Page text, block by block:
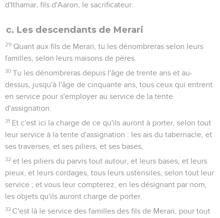
d'Ithamar, fils d'Aaron, le sacrificateur.
c. Les descendants de Merari
29 Quant aux fils de Merari, tu les dénombreras selon leurs
familles, selon leurs maisons de pères.
30 Tu les dénombreras depuis l'âge de trente ans et au-
dessus, jusqu'à l'âge de cinquante ans, tous ceux qui entrent
en service pour s'employer au service de la tente
d'assignation.
31 Et c'est ici la charge de ce qu'ils auront à porter, selon tout
leur service à la tente d'assignation : les ais du tabernacle, et
ses traverses, et ses piliers, et ses bases,
32 et les piliers du parvis tout autour, et leurs bases, et leurs
pieux, et leurs cordages, tous leurs ustensiles, selon tout leur
service ; et vous leur compterez, en les désignant par nom,
les objets qu'ils auront charge de porter.
33 C'est là le service des familles des fils de Merari, pour tout